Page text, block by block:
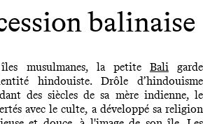
balinaise
musulmanes, la petite Baligarde
hindouiste. Drôle d’hindouisme
des siècles de sa mère indienne, le
avec le culte, a développé sa religion